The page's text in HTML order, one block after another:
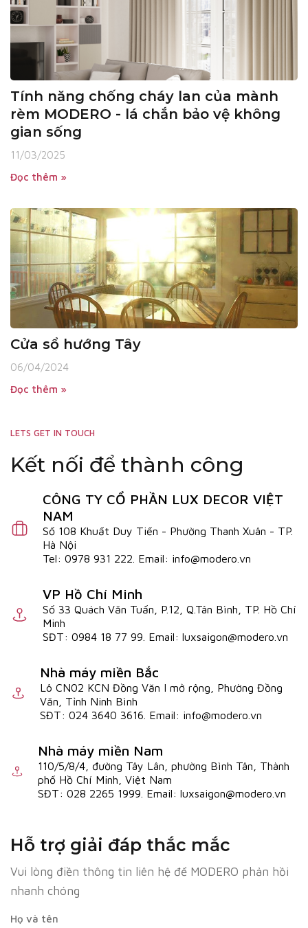
Tính năng chống cháy lan của mành
rèm MODERO - lá chắn bảo vệ không
gian sống
11/03/2025
Đọc thêm »
Cửa sổ hướng Tây
06/04/2024
Đọc thêm »
LETS GET IN TOUCH
Kết nối để thành công
CÔNG TY CỔ PHẦN LUX DECOR VIỆT
NAM
Số 108 Khuất Duy Tiến - Phường Thanh Xuân - TP.
Hà Nội
Tel: 0978 931 222. Email: info@modero.vn
VP Hồ Chí Minh
Số 33 Quách Văn Tuấn, P.12, Q.Tân Bình, TP. Hồ Chí
Minh
SĐT: 0984 18 77 99. Email: luxsaigon@modero.vn
Nhà máy miền Bắc
Lô CN02 KCN Đồng Văn I mở rộng, Phường Đồng
Văn, Tỉnh Ninh Bình
SĐT: 024 3640 3616. Email: info@modero.vn
Nhà máy miền Nam
110/5/8/4, đường Tây Lân, phường Bình Tân, Thành
phố Hồ Chí Minh, Việt Nam
SĐT: 028 2265 1999. Email: luxsaigon@modero.vn
Hỗ trợ giải đáp thắc mắc
Vui lòng điền thông tin liên hệ để MODERO phản hồi
nhanh chóng
Họ và tên